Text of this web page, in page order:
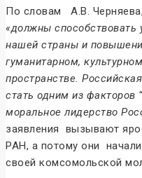
По словам А.В.
«должны способствовать
нашей страны и
гуманитарном,
пространстве.
стать одним из факторов
моральное лидерство
заявления вызывают
РАН, а потому они
своей комсомольской